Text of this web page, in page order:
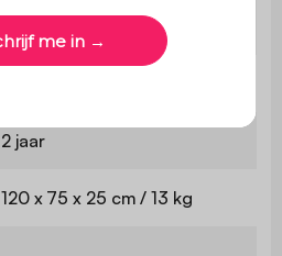
wordt meegeleverd
2 jaar
120 x 75 x 25 cm / 13 kg